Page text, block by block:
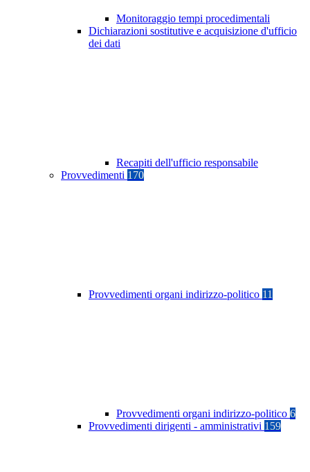
Monitoraggio tempi procedimentali
Dichiarazioni sostitutive e acquisizione d'ufficio
dei dati
Recapiti dell'ufficio responsabile
Provvedimenti 170
Provvedimenti organi indirizzo-politico 11
Provvedimenti organi indirizzo-politico 6
Provvedimenti dirigenti - amministrativi 159